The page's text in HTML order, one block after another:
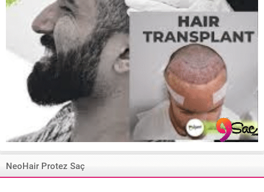
NeoHair Protez Saç